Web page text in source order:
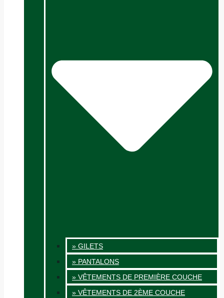
» GILETS
» PANTALONS
» VÊTEMENTS DE PREMIÈRE COUCHE
» VÊTEMENTS DE 2ÈME COUCHE